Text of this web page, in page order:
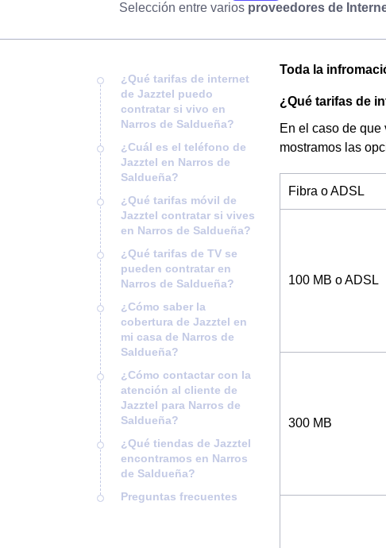
Selección entre varios proveedores de
¿Qué tarifas de internet
de Jazztel puedo
contratar si vivo en
Narros de Saldueña?
¿Cuál es el teléfono de
Jazztel en Narros de
Saldueña?
¿Qué tarifas móvil de
Jazztel contratar si vives
en Narros de Saldueña?
¿Qué tarifas de TV se
pueden contratar en
Narros de Saldueña?
¿Cómo saber la
cobertura de Jazztel en
mi casa de Narros de
Saldueña?
¿Cómo contactar con la
atención al cliente de
Jazztel para Narros de
Saldueña?
¿Qué tiendas de Jazztel
encontramos en Narros
de Saldueña?
Preguntas frecuentes
Toda la
¿Qué tarifas de
En el caso de
mostramos las
Fibra o ADSL
100 MB o ADSL
300 MB